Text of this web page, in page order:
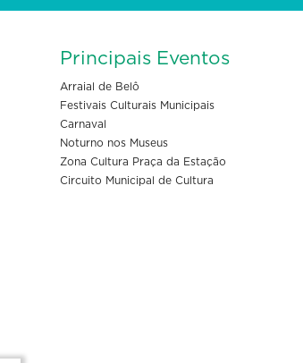
Principais Eventos
Arraial de Belô
Festivais Culturais Municipais
Carnaval
Noturno nos Museus
Zona Cultura Praça da Estação
Circuito Municipal de Cultura